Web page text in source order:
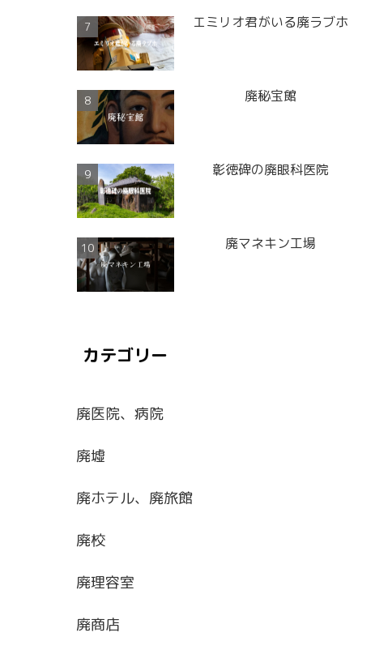
エミリオ君がいる廃ラブホ
廃秘宝館
彰徳碑の廃眼科医院
廃マネキン工場
カテゴリー
廃医院、病院
廃墟
廃ホテル、廃旅館
廃校
廃理容室
廃商店